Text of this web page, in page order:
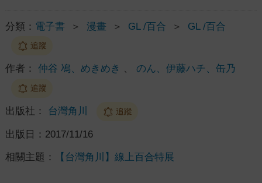
分類： 電子書 ＞ 漫畫 ＞ GL /百合 ＞ GL /百合
追蹤
作者： 仲谷 鳰、めきめき のん、伊藤ハチ、缶乃
追蹤
出版社： 台灣角川 追蹤
出版日： 2017/11/16
相關主題： 【台灣角川】線上百合特展